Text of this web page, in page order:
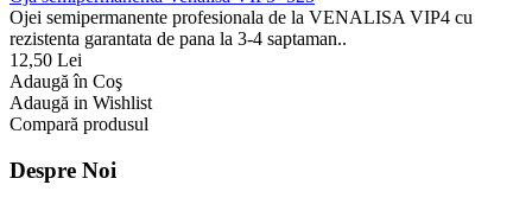
Ojei semipermanente profesionala de la VENALISA VIP4 cu
rezistenta garantata de pana la 3-4 saptaman..
12,50 Lei
Adaugă în Coş
Adaugă in Wishlist
Compară produsul
Despre Noi